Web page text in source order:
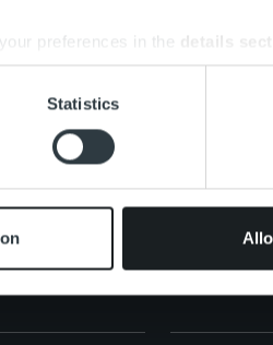
preferences in the details
features and to analyse our
and analytics partners who
from your use of their services.
Statistics